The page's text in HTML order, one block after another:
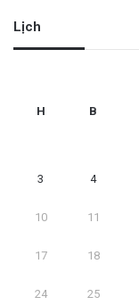
Lịch
H B
3 4
10 11
17 18
24 25